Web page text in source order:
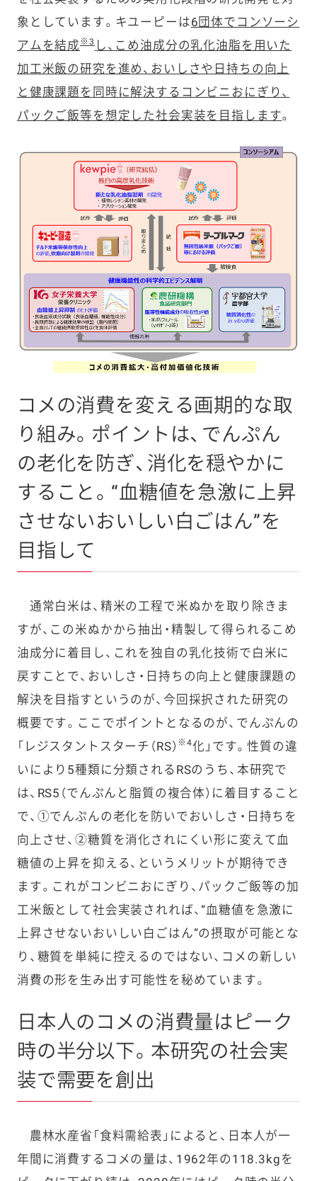
象としています。キユーピーは6団体でコンソーシ
アムを結成※3し、こめ油成分の乳化油脂を用いた
加工米飯の研究を進め、おいしさや日持ちの向上
と健康課題を同時に解決するコンビニおにぎり、
パックご飯等を想定した社会実装を目指します。
コメの消費を変える画期的な取
り組み。ポイントは、でんぷん
の老化を防ぎ、消化を穏やかに
すること。“血糖値を急激に上昇
させないおいしい白ごはん”を
目指して
通常白米は、精米の工程で米ぬかを取り除きま
すが、この米ぬかから抽出・精製して得られるこめ
油成分に着目し、これを独自の乳化技術で白米に
戻すことで、おいしさ・日持ちの向上と健康課題の
解決を目指すというのが、今回採択された研究の
概要です。ここでポイントとなるのが、でんぷんの
「レジスタントスターチ（RS） ※4化」です。性質の違
いにより5種類に分類されるRSのうち、本研究で
は、RS5（でんぷんと脂質の複合体）に着目すること
で、①でんぷんの老化を防いでおいしさ・日持ちを
向上させ、②糖質を消化されにくい形に変えて血
糖値の上昇を抑える、というメリットが期待でき
ます。これがコンビニおにぎり、パックご飯等の加
工米飯として社会実装されれば、“血糖値を急激に
上昇させないおいしい白ごはん”の摂取が可能とな
り、糖質を単純に控えるのではない、コメの新しい
消費の形を生み出す可能性を秘めています。
日本人のコメの消費量はピーク
時の半分以下。本研究の社会実
装で需要を創出
農林水産省「食料需給表」によると、日本人が一
年間に消費するコメの量は、1962年の118.3kgを